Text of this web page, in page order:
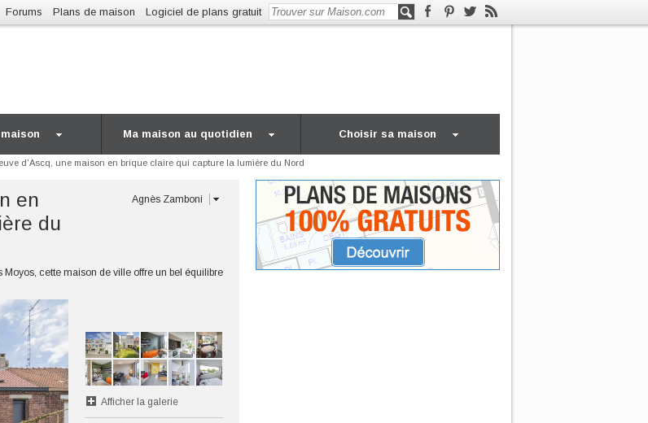
Forums Plans de maison Logiciel de plans gratuit
Ma maison au quotidien Choisir sa maison
d’Ascq, une maison en brique claire qui capture la lumière du Nord
en
du
Agnès Zamboni
Moyos, cette maison de ville offre un bel équilibre
Afficher la galerie